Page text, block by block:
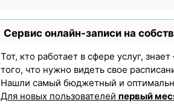
Сервис онлайн-записи на
Тот, кто работает в сфере услуг,
того, что нужно видеть свое
Нашли самый бюджетный и
Для новых пользователей первый